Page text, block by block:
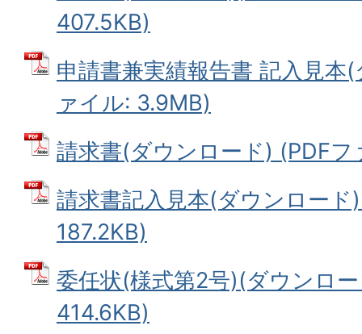
407.5KB)
申請書兼実績報告書 記入見本
ァイル: 3.9MB)
請求書(ダウンロード) (PDF
請求書記入見本(ダウンロード
187.2KB)
委任状(様式第2号)(ダウンロ
414.6KB)